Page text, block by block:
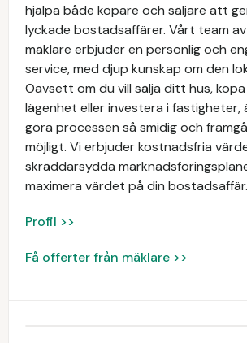
hjälpa både köpare och säljare att
lyckade bostadsaffärer. Vårt team
mäklare erbjuder en personlig och
service, med djup kunskap om den
Oavsett om du vill sälja ditt hus,
lägenhet eller investera i fastigheter,
göra processen så smidig och
möjligt. Vi erbjuder kostnadsfria
skräddarsydda
maximera värdet på din bostadsaffär.
Profil >>
Få offerter från mäklare >>